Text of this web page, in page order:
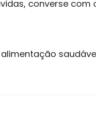
converse com